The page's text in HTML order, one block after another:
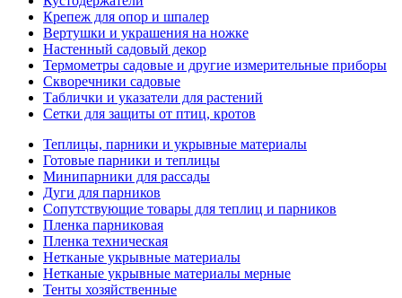
Крепеж для опор и шпалер
Вертушки и украшения на ножке
Настенный садовый декор
Термометры садовые и другие измерительные приборы
Скворечники садовые
Таблички и указатели для растений
Сетки для защиты от птиц, кротов
Теплицы, парники и укрывные материалы
Готовые парники и теплицы
Минипарники для рассады
Дуги для парников
Сопутствующие товары для теплиц и парников
Пленка парниковая
Пленка техническая
Нетканые укрывные материалы
Нетканые укрывные материалы мерные
Тенты хозяйственные